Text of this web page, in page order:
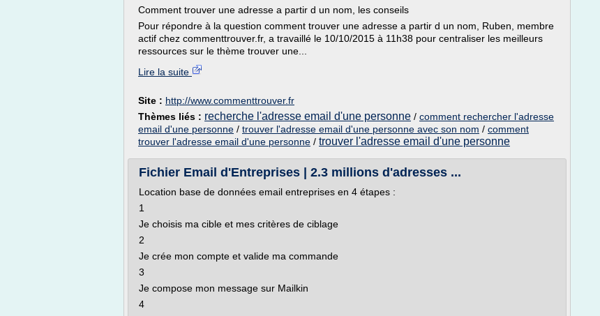
Comment trouver une adresse a partir d un nom, les conseils
Pour répondre à la question comment trouver une adresse a partir d un nom, Ruben, membre
actif chez commenttrouver.fr, a travaillé le 10/10/2015 à 11h38 pour centraliser les meilleurs
ressources sur le thème trouver une...
Lire la suite
Site : http://www.commenttrouver.fr
Thèmes liés : recherche l'adresse email d'une personne / comment rechercher l'adresse
email d'une personne / trouver l'adresse email d'une personne avec son nom / comment
trouver l'adresse email d'une personne / trouver l'adresse email d'une personne
Fichier Email d'Entreprises | 2.3 millions d'adresses ...
Location base de données email entreprises en 4 étapes :
1
Je choisis ma cible et mes critères de ciblage
2
Je crée mon compte et valide ma commande
3
Je compose mon message sur Mailkin
4